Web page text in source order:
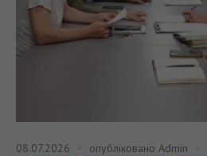
08.07.2026 опубліковано Admin